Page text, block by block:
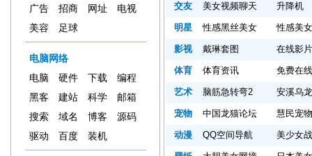
交友 美女视频聊天 升降机
明星 性感黑丝美女 性感美
影视 戴琳套图 在线影片
体育 体育资讯 免费在
艺术 脑筋急转弯2 安溪乌
宠物 中国龙猫论坛 慧民宠
动漫 QQ空间导航 美少女
广告
招商 网址
电视
美容
足球
电脑网络
电脑
硬件 下载
编程
黑客
建站 科学
邮箱
搜索
域名 博客
源码
驱动
百度 装机